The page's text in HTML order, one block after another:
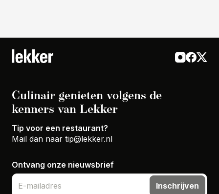
Culinair genieten volgens de
kenners van Lekker
Tip voor een restaurant?
Mail dan naar tip@lekker.nl
Ontvang onze nieuwsbrief
Inschrijven